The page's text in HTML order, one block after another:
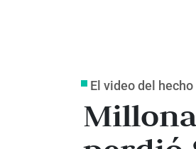
El video del